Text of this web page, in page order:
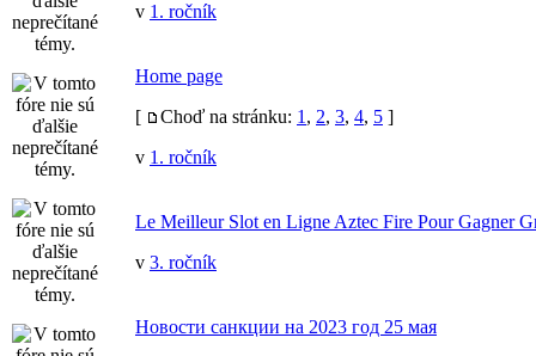
v 1. ročník
Home page
[
Choď na stránku: 1 , 2, 3, 4, 5 ]
v 1. ročník
Le Meilleur Slot en Ligne Aztec Fire Pour Gagner
v 3. ročník
Новости санкции на 2023 год 25 мая